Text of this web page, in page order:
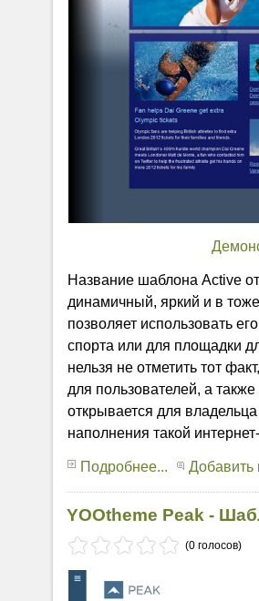
Название шаблона Active
динамичный, яркий и в
позволяет использовать
спорта или для площадки
нельзя не отметить тот
для пользователей, а
открывается для
наполнения такой
Подробнее... Добавить
YOOtheme Peak -
(0 голосов)